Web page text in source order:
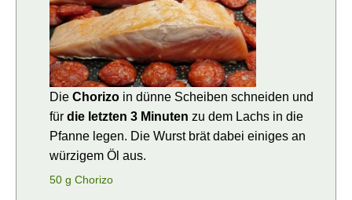
Die Chorizo in dünne Scheiben schneiden und
für die letzten 3 Minuten zu dem Lachs in die
Pfanne legen. Die Wurst brät dabei einiges an
würzigem Öl aus.
50 g Chorizo